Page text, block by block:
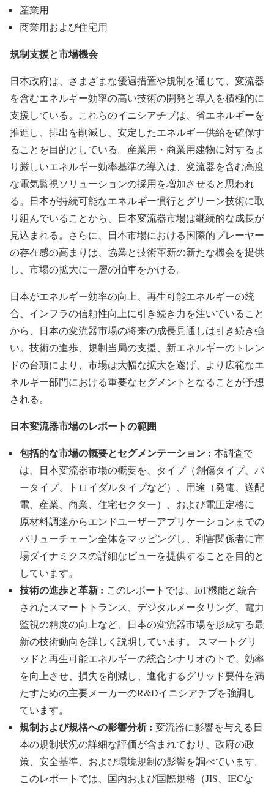
産業用
商業用および住宅用
規制支援と市場機会
日本政府は、さまざまな優遇措置や規制を通じて、変流器
を含むエネルギー効率の高い技術の開発と導入を積極的に
支援している。これらのイニシアチブは、省エネルギーを
推進し、排出を削減し、安定したエネルギー供給を確保す
ることを目的としている。産業用・商業用建物に対するよ
り厳しいエネルギー効率基準の導入は、変流器を含む高度
な電気監視ソリューションの採用を増加させると思われ
る。日本が持続可能なエネルギー慣行とグリーン技術に取
り組んでいることから、日本変流器市場は継続的な成長が
見込まれる。さらに、日本市場における国際的プレーヤー
の存在感の高まりは、協業と技術革新の新たな機会を提供
し、市場の拡大に一層の拍車をかける。
日本がエネルギー効率の向上、再生可能エネルギーの統
合、インフラの信頼性向上に引き続き力を注いでいること
から、日本の変流器市場の将来の成長見通しは引き続き強
い。技術の進歩、規制当局の支援、新エネルギーのトレン
ドの台頭により、市場は大幅な拡大を遂げ、より広範なエ
ネルギー部門における重要なセグメントとなることが予想
される。
日本変流器市場のレポートの範囲
包括的な市場の概要とセグメンテーション : 本調査で
は、日本変流器市場の概要を、タイプ（創傷タイプ、バ
ータイプ、トロイダルタイプなど）、用途（発電、送配
電、産業、商業、住宅セクター）、および電圧定格に
原材料調達からエンドユーザーアプリケーションまでの
バリューチェーン全体をマッピングし、利害関係者に市
場ダイナミクスの詳細なビューを提供することを目的と
しています。
技術の進歩と革新 : このレポートでは、IoT機能と統合
されたスマートトランス、デジタルメータリング、電力
監視の精度の向上など、日本の変流器市場を形成する最
新の技術動向を詳しく説明しています。 スマートグリ
ッドと再生可能エネルギーの統合シナリオの下で、効率
を向上させ、損失を削減し、進化するグリッド要件を満
たすための主要メーカーのR&Dイニシアチブを強調し
ています。
規制および規格への影響分析 : 変流器に影響を与える日
本の規制状況の詳細な評価が含まれており、政府の政
策、安全基準、および環境規制の影響を調べています。
このレポートでは、国内および国際規格（JIS、IECな